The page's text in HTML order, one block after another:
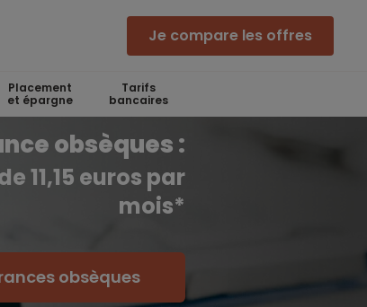
Je compare les offres
Placement
et épargne
Tarifs
bancaires
obsèques :
11,15 euros par
mois*
obsèques